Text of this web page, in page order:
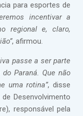
para esportes de
incentivar a
regional e, claro,
, afirmou.
passe a ser parte
Paraná. Que não
uma rotina”, disse
Desenvolvimento
responsável pela